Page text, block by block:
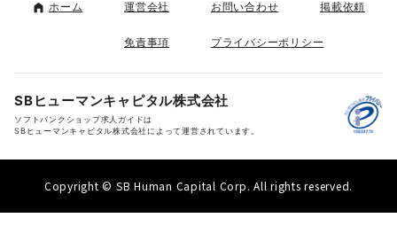
ホーム 運営会社 お問い合わせ 掲載依頼
免責事項 プライバシーポリシー
SBヒューマンキャピタル株式会社
ソフトバンクショップ求人ガイドは
SBヒューマンキャピタル株式会社によって運営されています。
Copyright © SB Human Capital Corp. All rights reserved.